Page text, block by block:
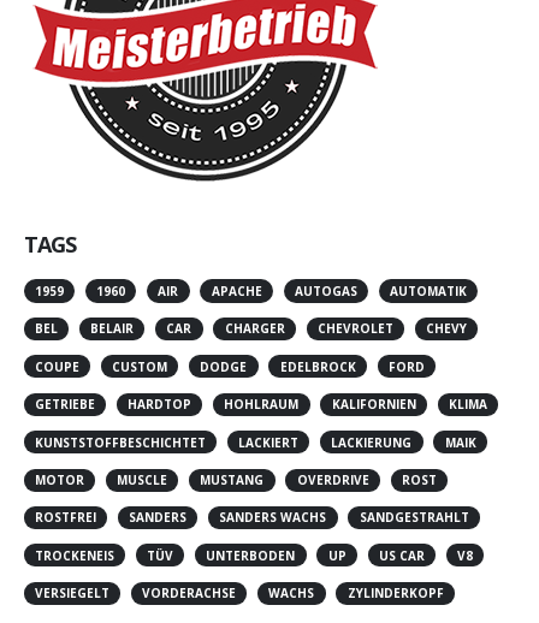
TAGS
1959 1960 AIR APACHE AUTOGAS AUTOMATIK
BEL BELAIR CAR CHARGER CHEVROLET CHEVY
COUPE CUSTOM DODGE EDELBROCK FORD
GETRIEBE HARDTOP HOHLRAUM KALIFORNIEN KLIMA
KUNSTSTOFFBESCHICHTET LACKIERT LACKIERUNG MAIK
MOTOR MUSCLE MUSTANG OVERDRIVE ROST
ROSTFREI SANDERS SANDERS WACHS SANDGESTRAHLT
TROCKENEIS TÜV UNTERBODEN UP US CAR V8
VERSIEGELT VORDERACHSE WACHS ZYLINDERKOPF